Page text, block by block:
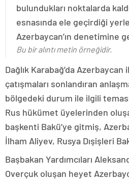
bulundukları noktalarda
esnasında ele geçirdiği
Azerbaycan’ın denetimine
Bu bir alıntı metin örneğidir.
Dağlık Karabağ’da
çatışmaları sonlandıran
bölgedeki durum ile ilgili
Rus hükümet üyelerinden
başkenti Bakü’ye gitmiş,
İlham Aliyev, Rusya Dışişleri
Başbakan Yardımcıları
Overçuk oluşan heyet